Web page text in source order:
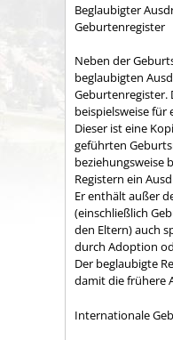
Beglaubigter
Geburtenregister
Neben der
beglaubigten
Geburtenregister.
beispielsweise für
Dieser ist eine
geführten
beziehungsweise
Registern ein
Er enthält außer
(einschließlich
den Eltern) auch
durch Adoption
Der beglaubigte
damit die frühere
Internationale